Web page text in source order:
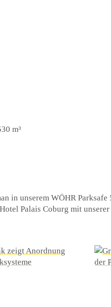
m³
in unserem WÖHR
Palais Coburg mit unserer